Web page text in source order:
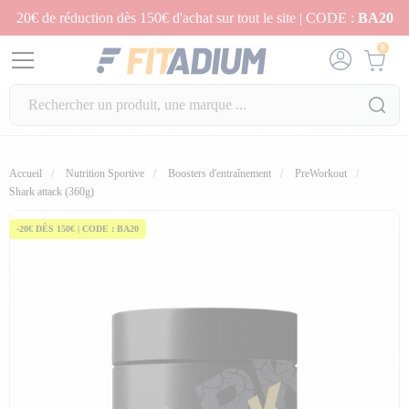
20€ de réduction dès 150€ d'achat sur tout le site | CODE : BA20
0
Accueil Nutrition Sportive Boosters d'entraînement
PreWorkout
Shark attack (360g)
-20€ DÈS 150€ | CODE : BA20